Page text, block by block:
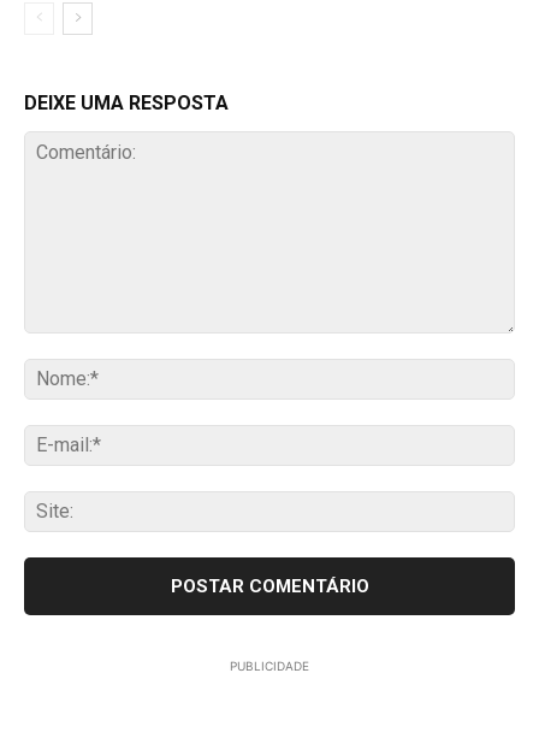
DEIXE UMA RESPOSTA
PUBLICIDADE